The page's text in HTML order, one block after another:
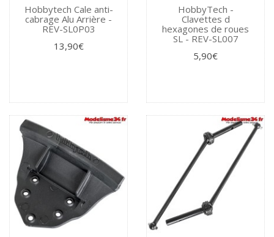
Hobbytech Cale anti-
cabrage Alu Arrière -
REV-SL0P03
13,90€
HobbyTech -
Clavettes d
hexagones de roues
SL - REV-SL007
5,90€